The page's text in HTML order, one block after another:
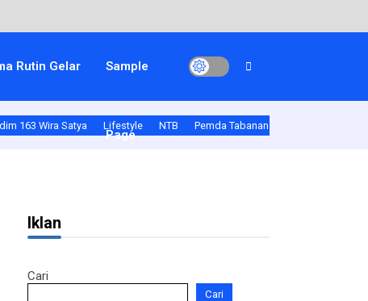
Rutin Gelar Sample
Page
163 Wira Satya Lifestyle NTB Pemda Tabanan
Iklan
Cari
Cari